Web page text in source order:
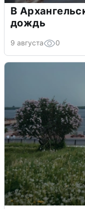
В
дождь
9 августа 0